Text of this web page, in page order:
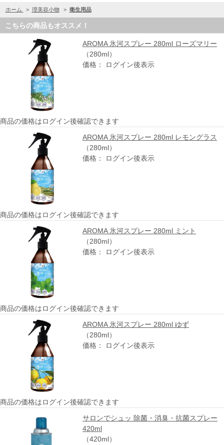
ホーム > 理美容小物 > 衛生用品
こちらの商品もオススメ！
AROMA 氷河スプレー 280ml ローズマリー
（280ml）
価格： ログイン後表示
商品の価格はログイン後確認できます
AROMA 氷河スプレー 280ml レモングラス
（280ml）
価格： ログイン後表示
商品の価格はログイン後確認できます
AROMA 氷河スプレー 280ml ミント
（280ml）
価格： ログイン後表示
商品の価格はログイン後確認できます
AROMA 氷河スプレー 280ml ゆず
（280ml）
価格： ログイン後表示
商品の価格はログイン後確認できます
サロンでシュッ 除菌・消臭・抗菌スプレー
420ml
（420ml）